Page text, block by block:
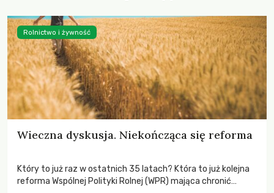
Wieczna dyskusja. Niekończąca się reforma
Który to już raz w ostatnich 35 latach? Która to już kolejna
reforma Wspólnej Polityki Rolnej (WPR) mająca chronić
Rolnictwo i żywność